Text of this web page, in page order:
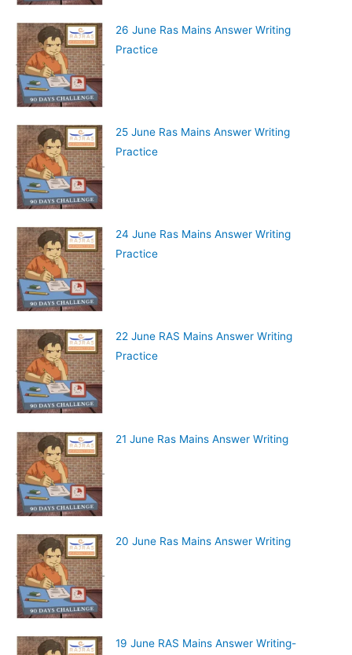
26 June Ras Mains Answer Writing
Practice
25 June Ras Mains Answer Writing
Practice
24 June Ras Mains Answer Writing
Practice
22 June RAS Mains Answer Writing
Practice
21 June Ras Mains Answer Writing
20 June Ras Mains Answer Writing
19 June RAS Mains Answer Writing-